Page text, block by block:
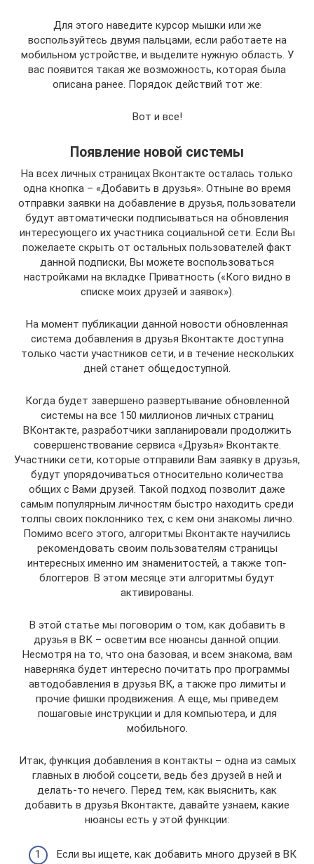
Для этого наведите курсор мышки или же
воспользуйтесь двумя пальцами, если работаете на
мобильном устройстве, и выделите нужную область. У
вас появится такая же возможность, которая была
описана ранее. Порядок действий тот же:
Вот и все!
Появление новой системы
На всех личных страницах Вконтакте осталась только
одна кнопка – «Добавить в друзья». Отныне во время
отправки заявки на добавление в друзья, пользователи
будут автоматически подписываться на обновления
интересующего их участника социальной сети. Если Вы
пожелаете скрыть от остальных пользователей факт
данной подписки, Вы можете воспользоваться
настройками на вкладке Приватность («Кого видно в
списке моих друзей и заявок»).
На момент публикации данной новости обновленная
система добавления в друзья Вконтакте доступна
только части участников сети, и в течение нескольких
дней станет общедоступной.
Когда будет завершено развертывание обновленной
системы на все 150 миллионов личных страниц
ВКонтакте, разработчики запланировали продолжить
совершенствование сервиса «Друзья» Вконтакте.
Участники сети, которые отправили Вам заявку в друзья,
будут упорядочиваться относительно количества
общих с Вами друзей. Такой подход позволит даже
самым популярным личностям быстро находить среди
толпы своих поклоннико тех, с кем они знакомы лично.
Помимо всего этого, алгоритмы Вконтакте научились
рекомендовать своим пользователям страницы
интересных именно им знаменитостей, а также топ-
блоггеров. В этом месяце эти алгоритмы будут
активированы.
В этой статье мы поговорим о том, как добавить в
друзья в ВК – осветим все нюансы данной опции.
Несмотря на то, что она базовая, и всем знакома, вам
наверняка будет интересно почитать про программы
автодобавления в друзья ВК, а также про лимиты и
прочие фишки продвижения. А еще, мы приведем
пошаговые инструкции и для компьютера, и для
мобильного.
Итак, функция добавления в контакты – одна из самых
главных в любой соцсети, ведь без друзей в ней и
делать-то нечего. Перед тем, как выяснить, как
добавить в друзья Вконтакте, давайте узнаем, какие
нюансы есть у этой функции:
Если вы ищете, как добавить много друзей в ВК